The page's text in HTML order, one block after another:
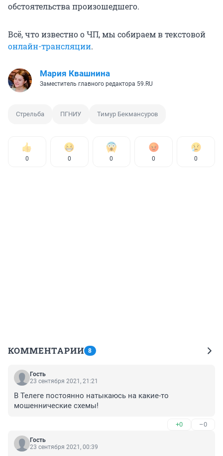
обстоятельства произошедшего.
Всё, что известно о ЧП, мы собираем в текстовой
онлайн-трансляции.
Мария Квашнина
Заместитель главного редактора 59.RU
Стрельба ПГНИУ Тимур Бекмансуров
0 0 0 0 0
КОММЕНТАРИИ 8
Гость
23 сентября 2021, 21:21
В Телеге постоянно натыкаюсь на какие-то
мошеннические схемы!
+0 –0
Гость
23 сентября 2021, 00:39